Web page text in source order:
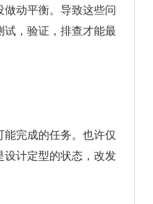
动平衡。导致这些问
，验证，排查才能最
完成的任务。也许仅
设计定型的状态，改发